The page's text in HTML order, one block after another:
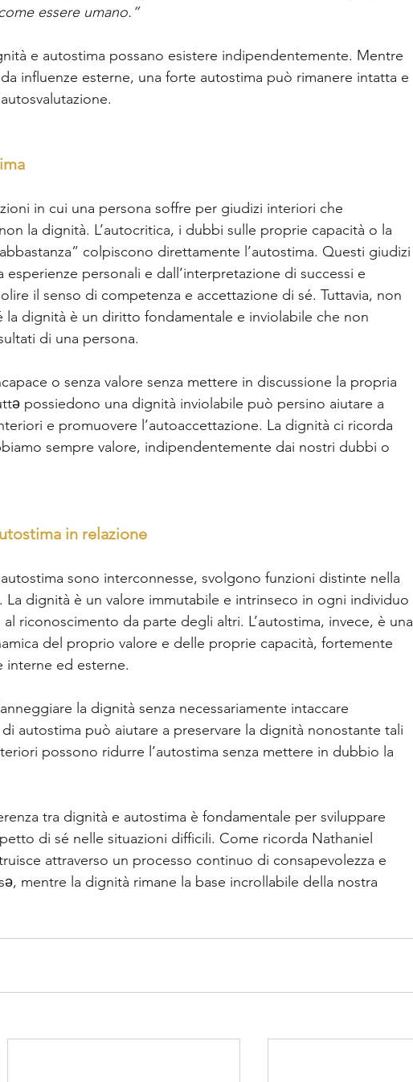
essere umano.”
e autostima possano esistere indipendentemente. Mentre
influenze esterne, una forte autostima può rimanere intatta e
in cui una persona soffre per giudizi interiori che
la dignità. L’autocritica, i dubbi sulle proprie capacità o la
colpiscono direttamente l’autostima. Questi giudizi
personali e dall’interpretazione di successi e
il senso di competenza e accettazione di sé. Tuttavia, non
la dignità è un diritto fondamentale e inviolabile che non
di una persona.
o senza valore senza mettere in discussione la propria
possiedono una dignità inviolabile può persino aiutare a
e promuovere l’autoaccettazione. La dignità ci ricorda
sempre valore, indipendentemente dai nostri dubbi o
in relazione
sono interconnesse, svolgono funzioni distinte nella
La dignità è un valore immutabile e intrinseco in ogni individuo
riconoscimento da parte degli altri. L’autostima, invece, è una
del proprio valore e delle proprie capacità, fortemente
interne ed esterne.
la dignità senza necessariamente intaccare
autostima può aiutare a preservare la dignità nonostante tali
possono ridurre l’autostima senza mettere in dubbio la
tra dignità e autostima è fondamentale per sviluppare
di sé nelle situazioni difficili. Come ricorda Nathaniel
attraverso un processo continuo di consapevolezza e
mentre la dignità rimane la base incrollabile della nostra